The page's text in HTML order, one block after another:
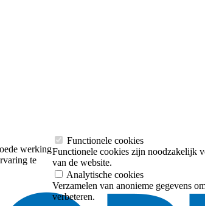
werking
te
Functionele cookies
Functionele cookies zijn noodzakelijk
van de website.
Analytische cookies
Verzamelen van anonieme gegevens
verbeteren.